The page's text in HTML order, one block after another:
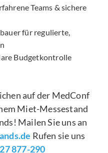
Teams & sichere
für regulierte,
Budgetkontrolle
auf der MedConf
Miet-Messestand
Mailen Sie uns an
Rufen sie uns
877-290